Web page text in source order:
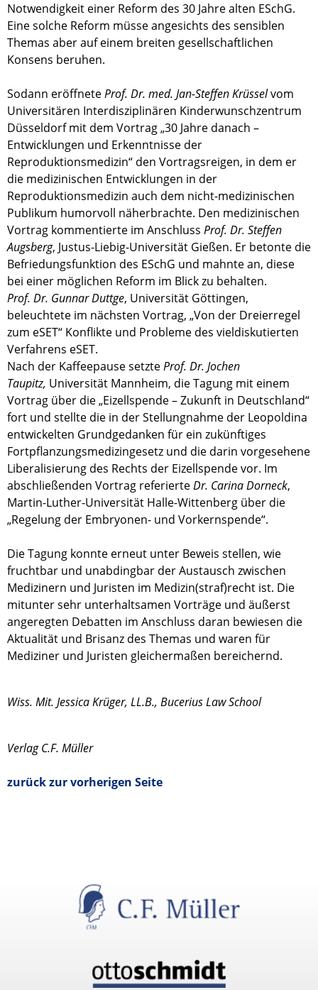
Notwendigkeit einer Reform des 30 Jahre alten ESchG.
Eine solche Reform müsse angesichts des sensiblen
Themas aber auf einem breiten gesellschaftlichen
Konsens beruhen.
Sodann eröffneteProf. Dr. med. Jan-Steffen Krüsselvom
Universitären Interdisziplinären Kinderwunschzentrum
Düsseldorf mit dem Vortrag „30 Jahre danach –
Entwicklungen und Erkenntnisse der
Reproduktionsmedizin“ den Vortragsreigen, in dem er
die medizinischen Entwicklungen in der
Reproduktionsmedizin auch dem nicht-medizinischen
Publikum humorvoll näherbrachte. Den medizinischen
Vortrag kommentierte im Anschluss Prof. Dr. Steffen
Augsberg, Justus-Liebig-Universität Gießen. Er betonte die
Befriedungsfunktion des ESchG und mahnte an, diese
bei einer möglichen Reform im Blick zu behalten.
Prof. Dr. Gunnar Duttge, Universität Göttingen,
beleuchtete im nächsten Vortrag, „Von der Dreierregel
zum eSET“ Konflikte und Probleme des vieldiskutierten
Verfahrens eSET.
Nach der Kaffeepause setzteProf. Dr. Jochen
Taupitz, Universität Mannheim, die Tagung mit einem
Vortrag über die „Eizellspende – Zukunft in Deutschland“
fort und stellte die in der Stellungnahme der Leopoldina
entwickelten Grundgedanken für ein zukünftiges
Fortpflanzungsmedizingesetz und die darin vorgesehene
Liberalisierung des Rechts der Eizellspende vor. Im
abschließenden Vortrag referierteDr. Carina Dorneck,
Martin-Luther-Universität Halle-Wittenberg über die
„Regelung der Embryonen- und Vorkernspende“.
Die Tagung konnte erneut unter Beweis stellen, wie
fruchtbar und unabdingbar der Austausch zwischen
Medizinern und Juristen im Medizin(straf)recht ist. Die
mitunter sehr unterhaltsamen Vorträge und äußerst
angeregten Debatten im Anschluss daran bewiesen die
Aktualität und Brisanz des Themas und waren für
Mediziner und Juristen gleichermaßen bereichernd.
Wiss. Mit. Jessica Krüger, LL.B., Bucerius Law School
Verlag C.F. Müller
zurück zur vorherigen Seite